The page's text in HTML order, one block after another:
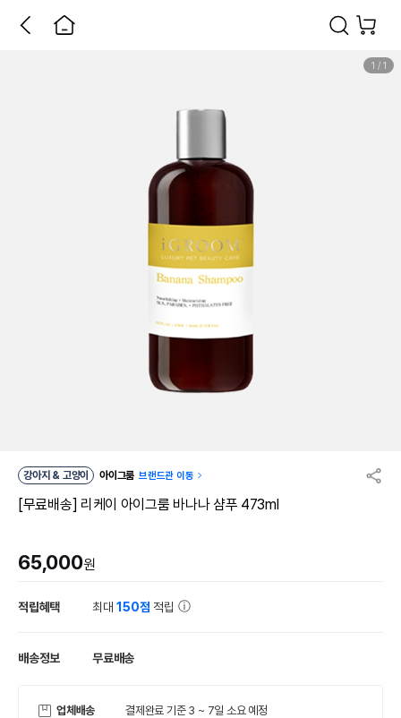
1 / 1
강아지 & 고양이 아이그룸 브랜드관 이동
[무료배송] 리케이 아이그룸 바나나 샴푸 473ml
65,000원
적립혜택 최대150점 적립
배송정보 무료배송
업체배송 결제완료 기준 3 ~ 7일 소요 예정